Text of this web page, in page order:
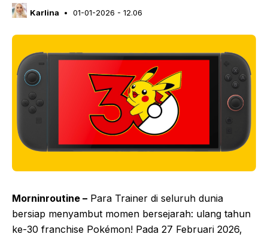
Karlina 01-01-2026 - 12.06
Morninroutine – Para Trainer di seluruh dunia
bersiap menyambut momen bersejarah: ulang tahun
ke-30 franchise Pokémon! Pada 27 Februari 2026,